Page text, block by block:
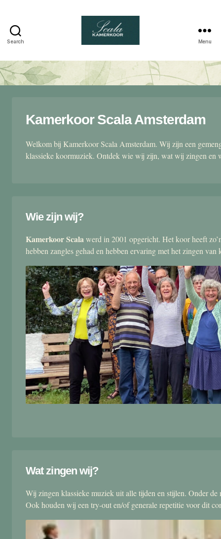
Search
kamerkoor
Menu
Kamerkoor Scala Amsterdam
Welkom bij Kamerkoor Scala Amsterdam. Wij zijn een
klassieke koormuziek. Ontdek wie wij zijn, wat wij zingen en
Wie zijn wij?
Kamerkoor Scalawerd in 2001 opgericht. Het koor heeft
hebben zangles gehad en hebben ervaring met het zingen van
Wat zingen wij?
Wij zingen klassieke muziek uit alle tijden en stijlen. Onder
Ook houden wij een try-out en/of generale repetitie voor dit